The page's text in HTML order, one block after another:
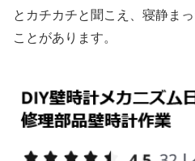
とカチカチと聞こえ、寝静ま
ことがあります。